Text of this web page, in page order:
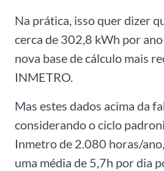
Na prática, isso quer dizer
cerca de 302,8 kWh por
nova base de cálculo mais
INMETRO.
Mas estes dados acima da
considerando o ciclo
Inmetro de 2.080 horas/
uma média de 5,7h por dia